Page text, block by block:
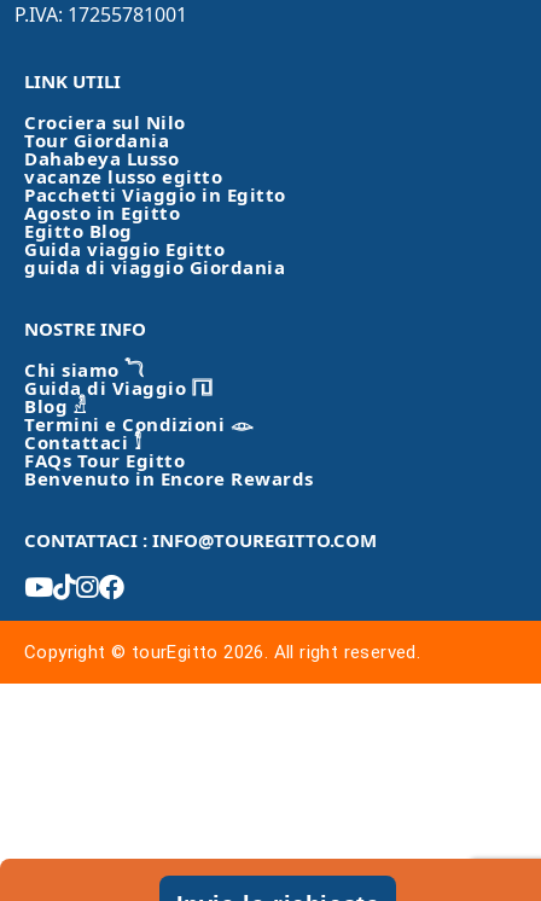
P.IVA: 17255781001
LINK UTILI
Crociera sul Nilo
Tour Giordania
Dahabeya Lusso
vacanze lusso egitto
Pacchetti Viaggio in Egitto
Agosto in Egitto
Egitto Blog
Guida viaggio Egitto
guida di viaggio Giordania
NOSTRE INFO
Chi siamo 𓆓
Guida di Viaggio 𓉔
Blog 𓁐
Termini e Condizioni 𓁼
Contattaci 𓀾
FAQs Tour Egitto
Benvenuto in Encore Rewards
CONTATTACI : INFO@TOUREGITTO.COM
Copyright © tourEgitto 2026. All right reserved.